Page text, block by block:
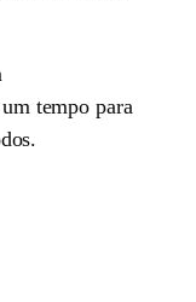
tempo para